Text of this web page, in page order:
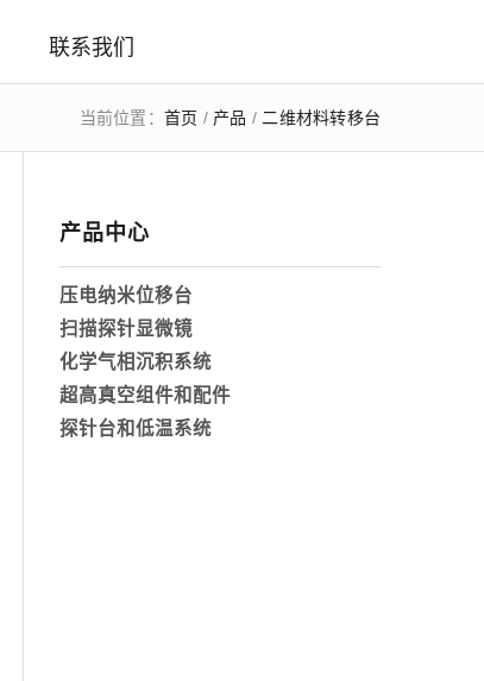
联系我们
当前位置： 首页 / 产品 / 二维材料转移台
产品中心
压电纳米位移台
扫描探针显微镜
化学气相沉积系统
超高真空组件和配件
探针台和低温系统